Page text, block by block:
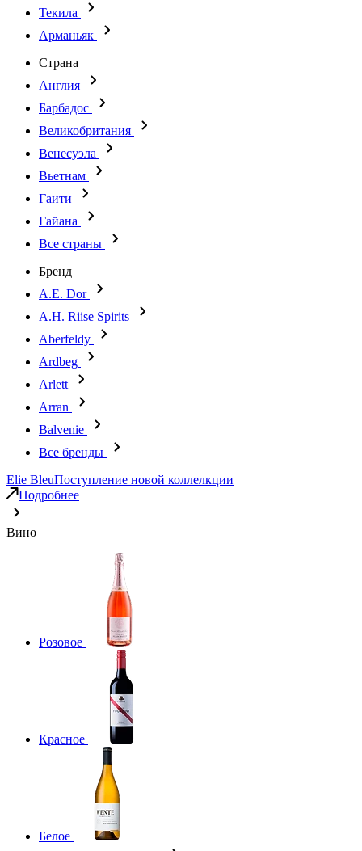
Текила
Арманьяк
Страна
Англия
Барбадос
Великобритания
Венесуэла
Вьетнам
Гаити
Гайана
Все страны
Бренд
A.E. Dor
A.H. Riise Spirits
Aberfeldy
Ardbeg
Arlett
Arran
Balvenie
Все бренды
Elie BleuПоступление новой коллелкции
Подробнее
Вино
Розовое
Красное
Белое